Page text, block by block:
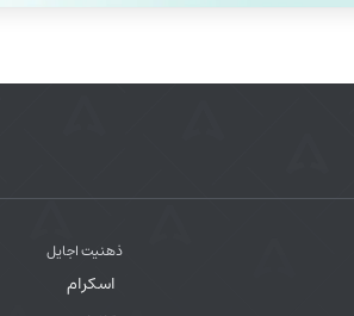
ذهنیت اجایل
اسکرام